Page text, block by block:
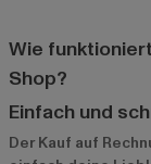
Wie
Shop?
Einfach und
Der Kauf auf